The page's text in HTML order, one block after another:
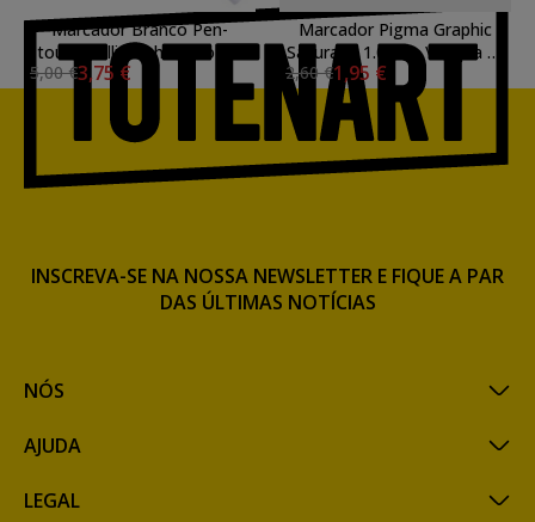
Marcador Branco Pen-
touch Calligrapher fino 1.8
mm. Sakura
5,00 €3,75 €
Marcador Pigma Graphic
Sakura 1, 1.0mm. \nSepia N.
117
2,60 €1,95 €
NÓS
AJUDA
LEGAL
INSCREVA-SE NA NOSSA NEWSLETTER E FIQUE A PAR
DAS ÚLTIMAS NOTÍCIAS